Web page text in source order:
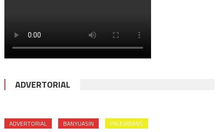
ADVERTORIAL
ADVERTORIAL BANYUASIN PALEMBANG